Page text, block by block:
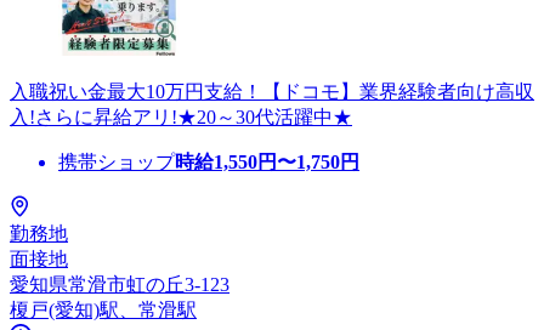
入職祝い金最大10万円支給！【ドコモ】業界経験者向け高収
入!さらに昇給アリ!★20～30代活躍中★
携帯ショップ時給1,550円〜1,750円
勤務地
面接地
愛知県常滑市虹の丘3-123
榎戸(愛知)駅、常滑駅